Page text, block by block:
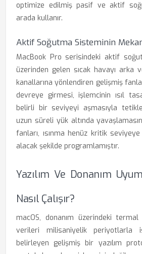
optimize edilmiş pasif ve aktif
arada kullanır.
Aktif Soğutma Sisteminin
MacBook Pro serisindeki aktif
üzerinden gelen sıcak havayı arka
kanallarına yönlendiren gelişmiş
devreye girmesi, işlemcinin ısıl
belirli bir seviyeyi aşmasıyla
uzun süreli yük altında
fanları, ısınma henüz kritik
alacak şekilde programlamıştır.
Yazılım Ve Donanım
Nasıl Çalışır?
macOS, donanım üzerindeki
verileri milisaniyelik periyotlarla
belirleyen gelişmiş bir yazılım